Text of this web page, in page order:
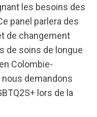
les besoins des
panel parlera des
de changement
de soins de longue
Colombie-
demandons
lors de la